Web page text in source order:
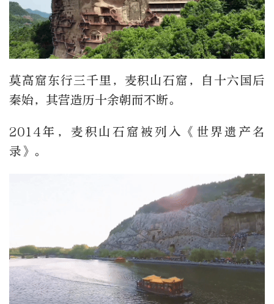
莫高窟东行三千里，麦积山石窟，自十六国后
秦始，其营造历十余朝而不断。
2014年，麦积山石窟被列入《世界遗产名
录》。